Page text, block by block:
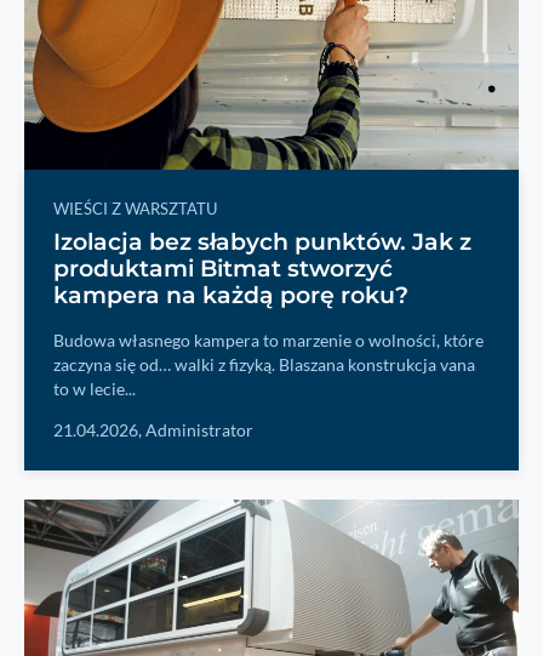
WIEŚCI Z WARSZTATU
Izolacja bez słabych punktów. Jak z
produktami Bitmat stworzyć
kampera na każdą porę roku?
Budowa własnego kampera to marzenie o wolności, które
zaczyna się od… walki z fizyką. Blaszana konstrukcja vana
to w lecie...
21.04.2026,Administrator